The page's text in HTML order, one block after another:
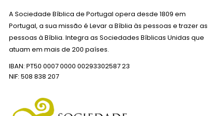
A Sociedade Bíblica de Portugal opera desde 1809 em
Portugal, a sua missão é Levar a Bíblia às pessoas e trazer as
pessoas à Bíblia. Integra as Sociedades Bíblicas Unidas que
atuam em mais de 200 países.
IBAN: PT50 0007 0000 00293302587 23
NIF: 508 838 207